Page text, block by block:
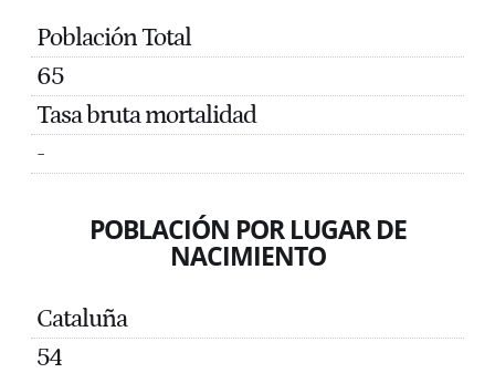
Población Total
65
Tasa bruta mortalidad
-
POBLACIÓN POR LUGAR DE
NACIMIENTO
Cataluña
54